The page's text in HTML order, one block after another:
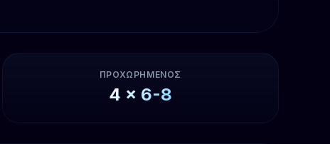
ΠΡΟΧΩΡΗΜΈΝΟΣ
4 x 6-8